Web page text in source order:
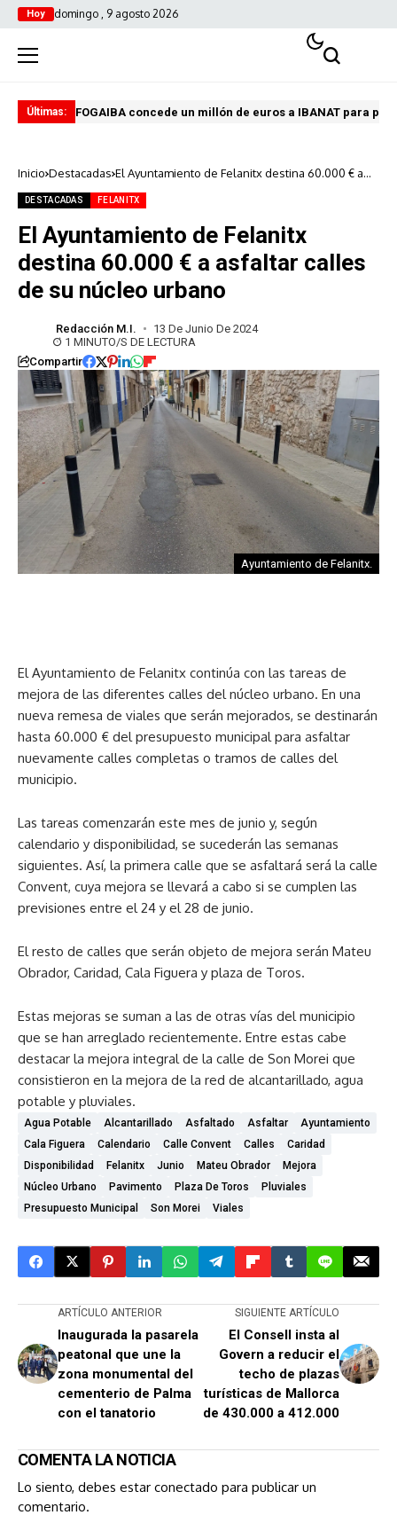
Hoy domingo , 9 agosto 2026
Últimas: FOGAIBA concede un millón de euros a IBANAT para
Inicio Destacadas El Ayuntamiento de Felanitx destina 60.000 € a
DESTACADAS FELANITX
El Ayuntamiento de Felanitx
destina 60.000 € a asfaltar calles
de su núcleo urbano
Redacción M.I.
13 De Junio De 2024
1 MINUTO/S DE LECTURA
Compartir
Ayuntamiento de Felanitx.
El Ayuntamiento de Felanitx continúa con las tareas de
mejora de las diferentes calles del núcleo urbano. En una
nueva remesa de viales que serán mejorados, se destinarán
hasta 60.000 € del presupuesto municipal para asfaltar
nuevamente calles completas o tramos de calles del
municipio.
Las tareas comenzarán este mes de junio y, según
calendario y disponibilidad, se sucederán las semanas
siguientes. Así, la primera calle que se asfaltará será la calle
Convent, cuya mejora se llevará a cabo si se cumplen las
previsiones entre el 24 y el 28 de junio.
El resto de calles que serán objeto de mejora serán Mateu
Obrador, Caridad, Cala Figuera y plaza de Toros.
Estas mejoras se suman a las de otras vías del municipio
que se han arreglado recientemente. Entre estas cabe
destacar la mejora integral de la calle de Son Morei que
consistieron en la mejora de la red de alcantarillado, agua
potable y pluviales.
Agua Potable Alcantarillado Asfaltado Asfaltar
Ayuntamiento
Cala Figuera
Calendario Calle Convent Calles
Caridad
Disponibilidad
Felanitx Junio Mateu Obrador
Mejora
Núcleo Urbano
Pavimento Plaza De Toros
Pluviales
Presupuesto Municipal
Son Morei Viales
ARTÍCULO ANTERIOR
Inaugurada la pasarela
peatonal que une la
zona monumental del
cementerio de Palma
con el tanatorio
SIGUIENTE ARTÍCULO
El Consell insta al
Govern a reducir el
techo de plazas
turísticas de Mallorca
de 430.000 a 412.000
COMENTA LA NOTICIA
Lo siento, debes estar conectado para publicar un
comentario.